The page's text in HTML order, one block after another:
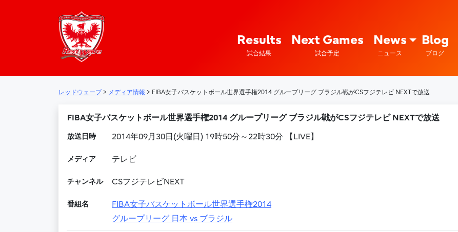
メインナビゲーション
Results
試合結果
Next Games
試合予定
News
ニュース
Blog
ブログ
レッドウェーブ > メディア情報 > FIBA女子バスケットボール世界選手権2014 グループリーグ ブラジル戦がCSフジテレビ NEXTで放送
FIBA女子バスケットボール世界選手権2014 グループリーグ ブラジル戦がCSフジテレビ NEXTで放送
放送日時 2014年09月30日(火曜日) 19時50分～22時30分 【LIVE】
メディア テレビ
チャンネル CSフジテレビNEXT
番組名
FIBA女子バスケットボール世界選手権2014
グループリーグ 日本 vs ブラジル